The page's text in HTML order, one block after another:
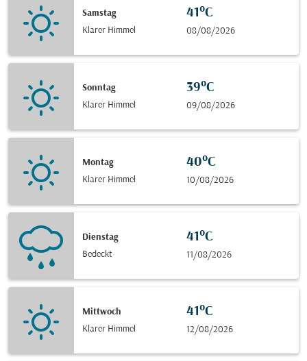
Samstag
Klarer Himmel
41°C
08/08/2026
Sonntag
Klarer Himmel
39°C
09/08/2026
Montag
Klarer Himmel
40°C
10/08/2026
Dienstag
Bedeckt
41°C
11/08/2026
Mittwoch
Klarer Himmel
41°C
12/08/2026